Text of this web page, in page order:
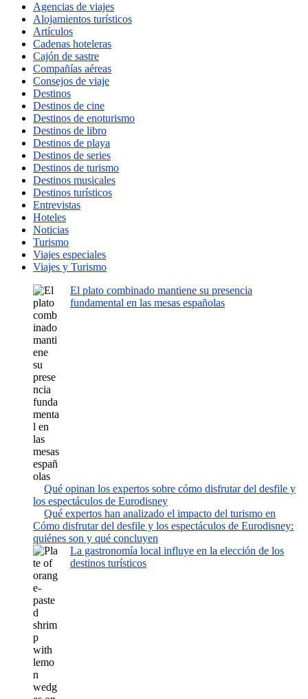
Agencias de viajes
Alojamientos turísticos
Artículos
Cadenas hoteleras
Cajón de sastre
Compañías aéreas
Consejos de viaje
Destinos
Destinos de cine
Destinos de enoturismo
Destinos de libro
Destinos de playa
Destinos de series
Destinos de turismo
Destinos musicales
Destinos turísticos
Entrevistas
Hoteles
Noticias
Turismo
Viajes especiales
Viajes y Turismo
El plato combinado mantiene su presencia
fundamental en las mesas españolas
Qué opinan los expertos sobre cómo disfrutar del desfile y
los espectáculos de Eurodisney
Qué expertos han analizado el impacto del turismo en
Cómo disfrutar del desfile y los espectáculos de Eurodisney:
quiénes son y qué concluyen
La gastronomía local influye en la elección de los
destinos turísticos